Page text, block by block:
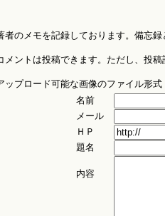
者のメモを記録しております。備忘
メントは投稿できます。ただし、投
ップロード可能な画像のファイル形
名前
メール
ＨＰ
題名
内容